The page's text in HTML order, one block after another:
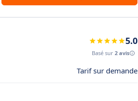
5.0
Basé sur 2 avis
Tarif sur demande